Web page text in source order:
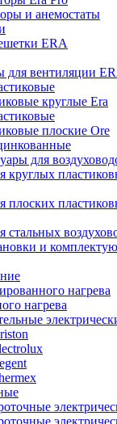
и анемостаты
ERA
для вентиляции
круглые Era
плоские Ore
для
круглых
плоских
и
нагрева
нагрева